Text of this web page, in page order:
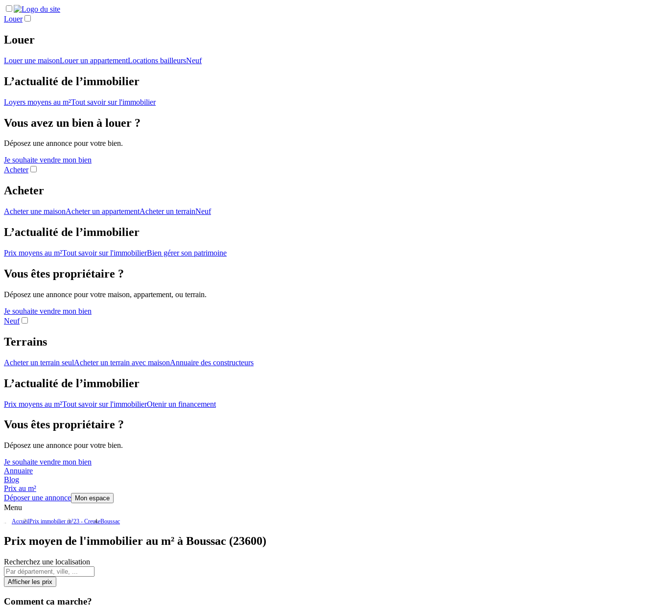
Louer
Louer
Louer une maisonLouer un appartementLocations bailleursNeuf
L’actualité de l’immobilier
Loyers moyens au m²Tout savoir sur l'immobilier
Vous avez un bien à louer ?
Déposez une annonce pour votre bien.
Je souhaite vendre mon bien
Acheter
Acheter
Acheter une maisonAcheter un appartementAcheter un terrainNeuf
L’actualité de l’immobilier
Prix moyens au m²Tout savoir sur l'immobilierBien gérer son patrimoine
Vous êtes propriétaire ?
Déposez une annonce pour votre maison, appartement, ou terrain.
Je souhaite vendre mon bien
Neuf
Terrains
Acheter un terrain seulAcheter un terrain avec maisonAnnuaire des constructeurs
L’actualité de l’immobilier
Prix moyens au m²Tout savoir sur l'immobilierOtenir un financement
Vous êtes propriétaire ?
Déposez une annonce pour votre bien.
Je souhaite vendre mon bien
Annuaire
Blog
Prix au m²
Déposer une annonce
Mon espace
Menu
AccueilPrix immobilier m²23 - CreuseBoussac
Prix moyen de l'immobilier au m² à Boussac (23600)
Recherchez une localisation
Afficher les prix
Comment ca marche?